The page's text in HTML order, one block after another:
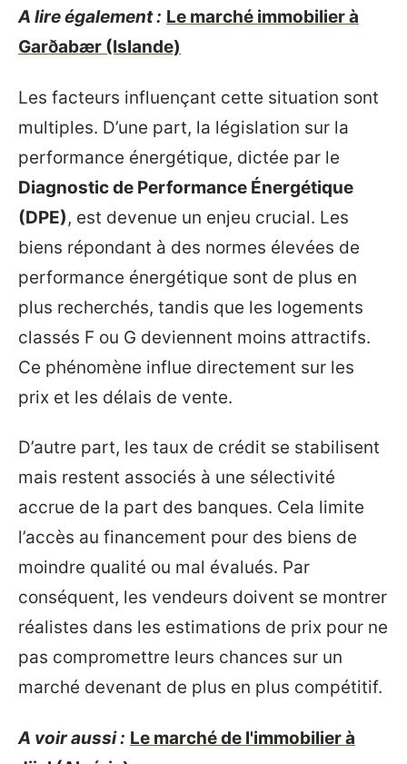
A lire également : Le marché immobilier à
Garðabær (Islande)
Les facteurs influençant cette situation sont
multiples. D’une part, la législation sur la
performance énergétique, dictée par le
Diagnostic de Performance Énergétique
(DPE), est devenue un enjeu crucial. Les
biens répondant à des normes élevées de
performance énergétique sont de plus en
plus recherchés, tandis que les logements
classés F ou G deviennent moins attractifs.
Ce phénomène influe directement sur les
prix et les délais de vente.
D’autre part, les taux de crédit se stabilisent
mais restent associés à une sélectivité
accrue de la part des banques. Cela limite
l’accès au financement pour des biens de
moindre qualité ou mal évalués. Par
conséquent, les vendeurs doivent se montrer
réalistes dans les estimations de prix pour ne
pas compromettre leurs chances sur un
marché devenant de plus en plus compétitif.
A voir aussi : Le marché de l'immobilier à